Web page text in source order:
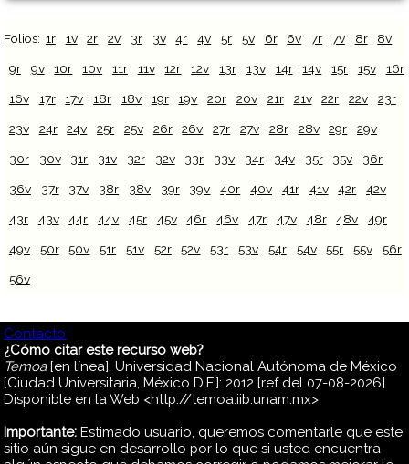
Folios: 1r 1v 2r 2v 3r 3v 4r 4v 5r 5v 6r 6v 7r 7v 8r 8v
9r 9v 10r 10v 11r 11v 12r 12v 13r 13v 14r 14v 15r 15v 16r
16v 17r 17v 18r 18v 19r 19v 20r 20v 21r 21v 22r 22v 23r
23v 24r 24v 25r 25v 26r 26v 27r 27v 28r 28v 29r 29v
30r 30v 31r 31v 32r 32v 33r 33v 34r 34v 35r 35v 36r
36v 37r 37v 38r 38v 39r 39v 40r 40v 41r 41v 42r 42v
43r 43v 44r 44v 45r 45v 46r 46v 47r 47v 48r 48v 49r
49v 50r 50v 51r 51v 52r 52v 53r 53v 54r 54v 55r 55v 56r
56v
Contacto
¿Cómo citar este recurso web?
Temoa[en línea]. Universidad Nacional Autónoma de México
[Ciudad Universitaria, México D.F.]: 2012 [ref del 07-08-2026].
Disponible en la Web <http://temoa.iib.unam.mx>
Importante: Estimado usuario, queremos comentarle que este
sitio aún sigue en desarrollo por lo que si usted encuentra